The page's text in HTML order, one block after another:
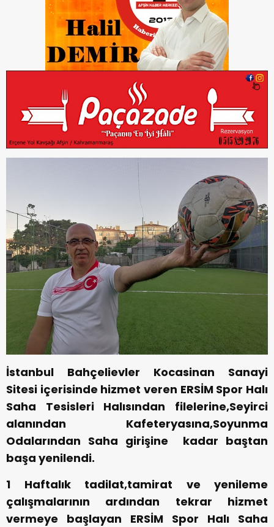
İstanbul Bahçelievler Kocasinan Sanayi
Sitesi içerisinde hizmet veren ERSİM Spor Halı
Saha Tesisleri Halısından filelerine,Seyirci
alanından Kafeteryasına,Soyunma
Odalarından Saha girişine kadar baştan
başa yenilendi.
1 Haftalık tadilat,tamirat ve yenileme
çalışmalarının ardından tekrar hizmet
vermeye başlayan ERSİM Spor Halı Saha